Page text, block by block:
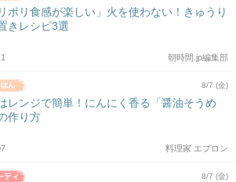
リポリ食感が楽しい」火を使わない！きゅうり
きレシピ3選
朝時間.jp編集部
8/7 (金)
レンジで簡単！にんにく香る「醤油そうめ
作り方
料理家 エプロン
8/7 (金)